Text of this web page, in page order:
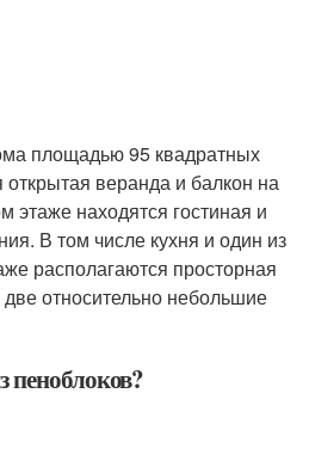
площадью 95 квадратных
веранда и балкон на
этаже находятся гостиная и
В том числе кухня и один из
располагаются просторная
относительно небольшие
пеноблоков?